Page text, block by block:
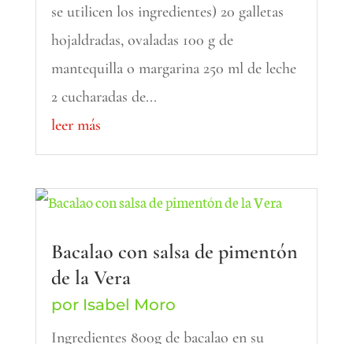
se utilicen los ingredientes) 20 galletas
hojaldradas, ovaladas 100 g de
mantequilla o margarina 250 ml de leche
2 cucharadas de...
leer más
Bacalao con salsa de pimentón
de la Vera
por Isabel Moro
Ingredientes 800g de bacalao en su